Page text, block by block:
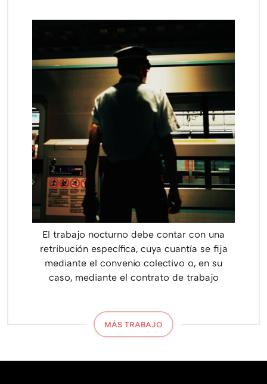
El trabajo nocturno debe contar con una
retribución específica, cuya cuantía se fija
mediante el convenio colectivo o, en su
caso, mediante el contrato de trabajo
MÁS TRABAJO